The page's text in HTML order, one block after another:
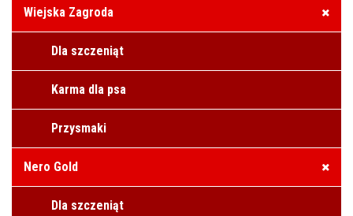
Wiejska Zagroda
Dla szczeniąt
Karma dla psa
Przysmaki
Nero Gold
Dla szczeniąt